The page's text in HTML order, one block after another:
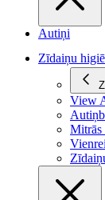
Autiņi
Zīdaiņu
View
Mitrās